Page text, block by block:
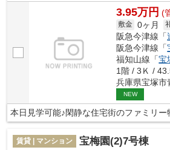
3.95万円 (
敷金 0ヶ月
阪急今津線「
阪急今津線「
福知山線「宝
1階 / 3Ｋ /
兵庫県宝塚市
NEW
本日見学可能♪閑静な住宅街のファミリー
賃貸 | マンション 宝梅園(2)7号棟